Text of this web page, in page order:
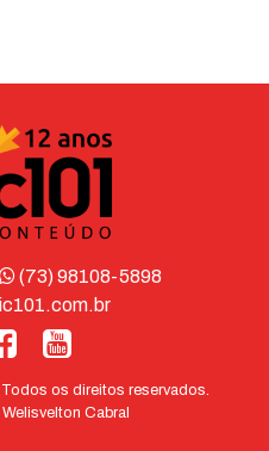
(73) 98108-5898
os direitos reservados.
Welisvelton Cabral